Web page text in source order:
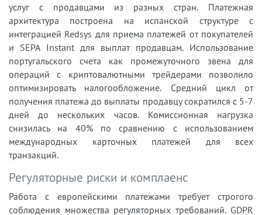
услуг с продавцами из разных стран. Платежная
архитектура построена на испанской структуре с
интеграцией Redsys для приема платежей от покупателей
и SEPA Instant для выплат продавцам. Использование
португальского счета как промежуточного звена для
операций с криптовалютными трейдерами позволило
оптимизировать налогообложение. Средний цикл от
получения платежа до выплаты продавцу сократился с 5-7
дней до нескольких часов. Комиссионная нагрузка
снизилась на 40% по сравнению с использованием
международных карточных платежей для всех
транзакций.
Регуляторные риски и комплаенс
Работа с европейскими платежами требует строгого
соблюдения множества регуляторных требований. GDPR